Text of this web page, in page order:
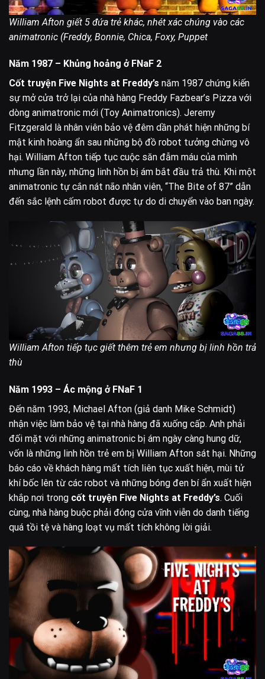
William Afton giết 5 đứa trẻ khác, nhét xác chúng vào các
animatronic (Freddy, Bonnie, Chica, Foxy, Puppet
Năm 1987 – Khủng hoảng ở FNaF 2
Cốt truyện Five Nights at Freddy’s năm 1987 chứng kiến
sự mở cửa trở lại của nhà hàng Freddy Fazbear’s Pizza với
dòng animatronic mới (Toy Animatronics). Jeremy
Fitzgerald là nhân viên bảo vệ đêm dần phát hiện những bí
mật kinh hoàng ẩn sau những bộ đồ robot tưởng chừng vô
hại. William Afton tiếp tục cuộc săn đẫm máu của mình
nhưng lần này, những linh hồn bị ám bắt đầu trả thù. Khi một
animatronic tự cắn nát não nhân viên, “The Bite of 87” dẫn
đến sắc lệnh cấm robot được tự do di chuyển vào ban ngày.
William Afton tiếp tục giết thêm trẻ em nhưng bị linh hồn trả
thù
Năm 1993 – Ác mộng ở FNaF 1
Đến năm 1993, Michael Afton (giả danh Mike Schmidt)
nhận việc làm bảo vệ tại nhà hàng đã xuống cấp. Anh phải
đối mặt với những animatronic bị ám ngày càng hung dữ,
vốn là những linh hồn trẻ em bị William Afton sát hại. Những
báo cáo về khách hàng mất tích liên tục xuất hiện, mùi tử
khí bốc lên từ các robot và những bóng đen bí ẩn xuất hiện
khắp nơi trong cốt truyện Five Nights at Freddy’s. Cuối
cùng, nhà hàng buộc phải đóng cửa vĩnh viễn do danh tiếng
quá tồi tệ và hàng loạt vụ mất tích không lời giải.